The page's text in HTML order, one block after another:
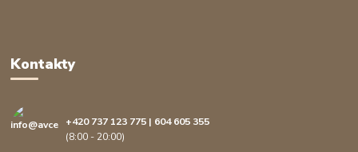
Kontakty
+420 737 123 775 | 604 605 355
(8:00 - 20:00)